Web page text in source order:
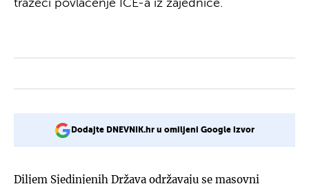
tražeći povlačenje ICE-a iz zajednice.
Dodajte DNEVNIK.hr u omiljeni Google izvor
Diljem Sjedinjenih Država održavaju se masovni